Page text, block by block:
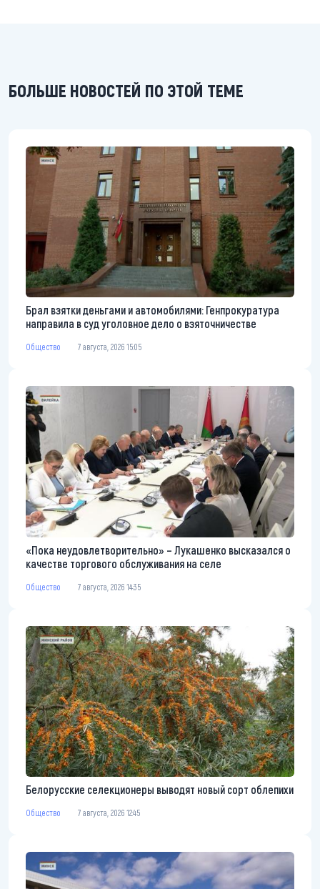
БОЛЬШЕ НОВОСТЕЙ ПО ЭТОЙ ТЕМЕ
Брал взятки деньгами и автомобилями: Генпрокуратура
направила в суд уголовное дело о взяточничестве
Общество 7 августа, 2026 15:05
«Пока неудовлетворительно» – Лукашенко высказался о
качестве торгового обслуживания на селе
Общество 7 августа, 2026 14:35
Белорусские селекционеры выводят новый сорт облепихи
Общество 7 августа, 2026 12:45